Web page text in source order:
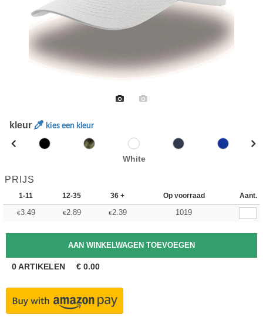
kleur kies een kleur
White
PRIJS
1-11 12-35 36 + Op voorraad Aant.
€3.49 €2.89 €2.39 1019
0ARTIKELEN € 0.00